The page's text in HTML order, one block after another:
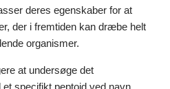
deres egenskaber for at
der i fremtiden kan dræbe helt
organismer.
at undersøge det
specifikt peptoid ved navn